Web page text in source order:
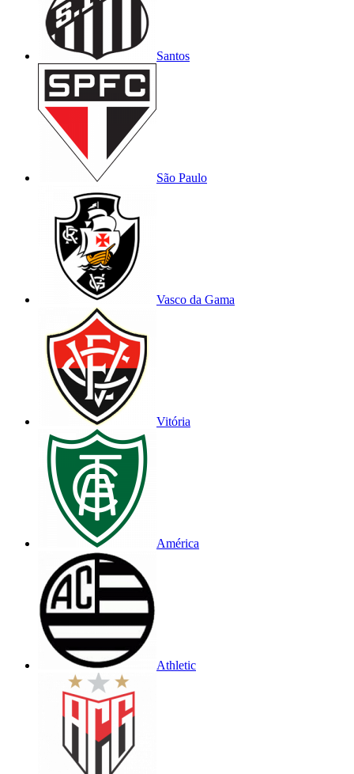
Santos
São Paulo
Vasco da Gama
Vitória
América
Athletic